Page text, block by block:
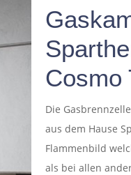
Cosmo
Die
aus dem Hause
Flammenbild
als bei allen